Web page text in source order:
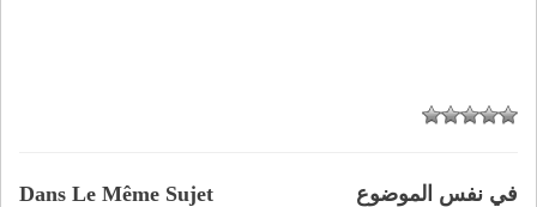
Dans Le Même Sujet في نفس الموضوع